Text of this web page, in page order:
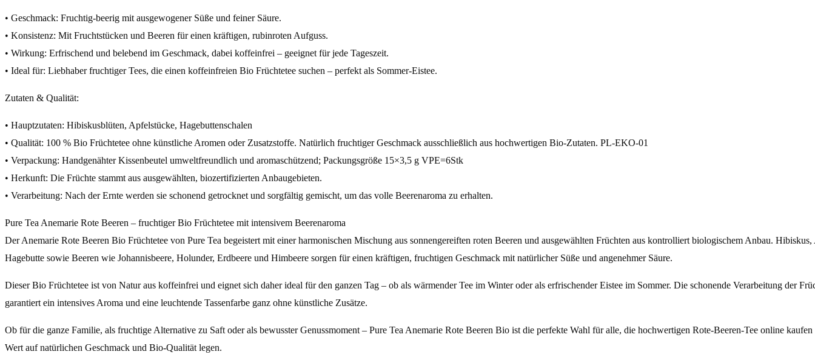
• Geschmack: Fruchtig-beerig mit ausgewogener Süße und feiner Säure.
• Konsistenz: Mit Fruchtstücken und Beeren für einen kräftigen, rubinroten Aufguss.
• Wirkung: Erfrischend und belebend im Geschmack, dabei koffeinfrei – geeignet für jede Tageszeit.
• Ideal für: Liebhaber fruchtiger Tees, die einen koffeinfreien Bio Früchtetee suchen – perfekt als Sommer-Eistee.
Zutaten & Qualität:
• Hauptzutaten: Hibiskusblüten, Apfelstücke, Hagebuttenschalen
• Qualität: 100 % Bio Früchtetee ohne künstliche Aromen oder Zusatzstoffe. Natürlich fruchtiger Geschmack ausschließlich aus hochwertigen Bio-Zutaten. PL-EKO-01
• Verpackung: Handgenähter Kissenbeutel umweltfreundlich und aromaschützend; Packungsgröße 15×3,5 g VPE=6Stk
• Herkunft: Die Früchte stammt aus ausgewählten, biozertifizierten Anbaugebieten.
• Verarbeitung: Nach der Ernte werden sie schonend getrocknet und sorgfältig gemischt, um das volle Beerenaroma zu erhalten.
Pure Tea Anemarie Rote Beeren – fruchtiger Bio Früchtetee mit intensivem Beerenaroma
Der Anemarie Rote Beeren Bio Früchtetee von Pure Tea begeistert mit einer harmonischen Mischung aus sonnengereiften roten Beeren und ausgewählten Früchten aus kontrolliert biologischem Anbau.
Hagebutte sowie Beeren wie Johannisbeere, Holunder, Erdbeere und Himbeere sorgen für einen kräftigen, fruchtigen Geschmack mit natürlicher Süße und angenehmer Säure.
Dieser Bio Früchtetee ist von Natur aus koffeinfrei und eignet sich daher ideal für den ganzen Tag – ob als wärmender Tee im Winter oder als erfrischender Eistee im Sommer. Die schonende Verarbeitung der
garantiert ein intensives Aroma und eine leuchtende Tassenfarbe ganz ohne künstliche Zusätze.
Ob für die ganze Familie, als fruchtige Alternative zu Saft oder als bewusster Genussmoment – Pure Tea Anemarie Rote Beeren Bio ist die perfekte Wahl für alle, die hochwertigen Rote-Beeren-Tee online
Wert auf natürlichen Geschmack und Bio-Qualität legen.